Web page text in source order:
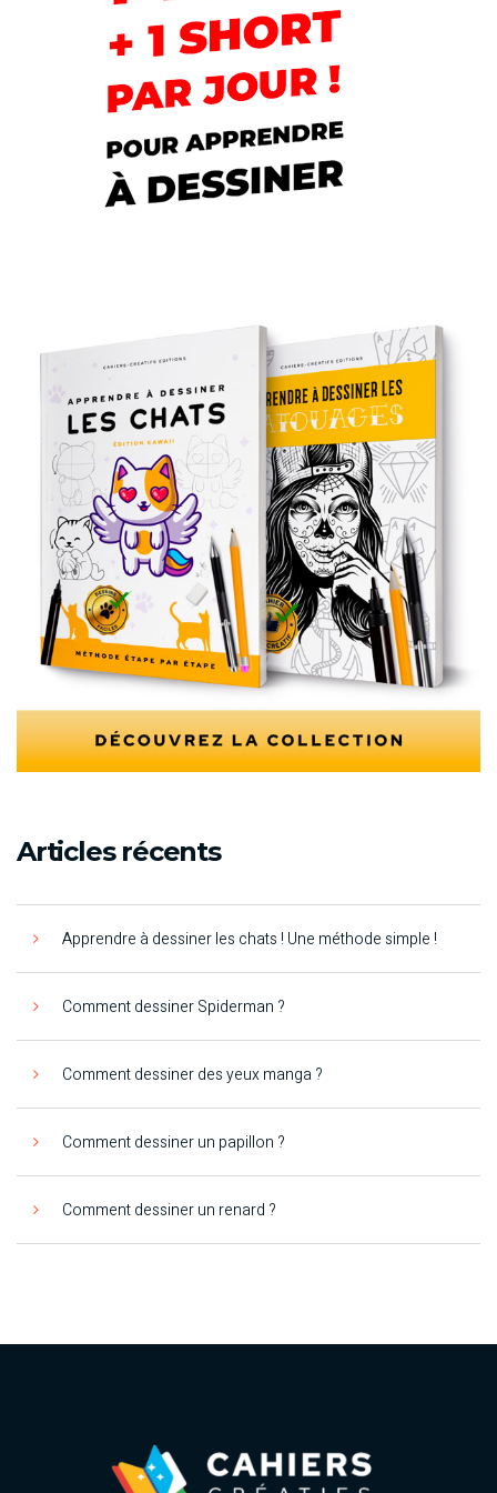
Articles récents
Apprendre à dessiner les chats ! Une méthode simple !
Comment dessiner Spiderman ?
Comment dessiner des yeux manga ?
Comment dessiner un papillon ?
Comment dessiner un renard ?